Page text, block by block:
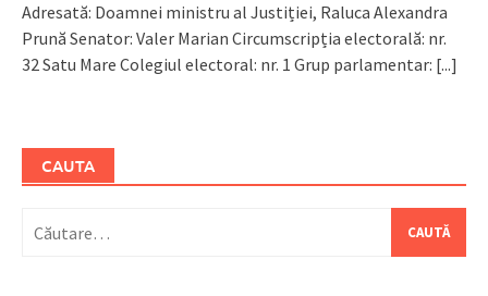
Adresată: Doamnei ministru al Justiției, Raluca Alexandra
Prună Senator: Valer Marian Circumscripția electorală: nr.
32 Satu Mare Colegiul electoral: nr. 1 Grup parlamentar: [...]
CAUTA
după: